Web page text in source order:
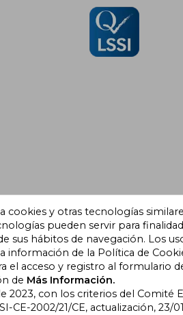
cookies y otras tecnologías
pueden servir para
sus hábitos de navegación. Los
información de la Política de
el acceso y registro al formulario
de Más Información.
2023, con los criterios del Comité
CE-2002/21/CE, actualización, 23/